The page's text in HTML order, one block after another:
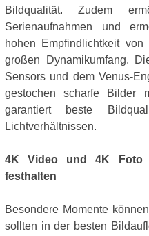
Bildqualität. Zudem
Serienaufnahmen und
hohen Empfindlichtkeit
großen Dynamikumfang.
Sensors und dem Venus-
gestochen scharfe Bilder
garantiert beste
Lichtverhältnissen.
4K Video und 4K Foto
festhalten
Besondere Momente
sollten in der besten